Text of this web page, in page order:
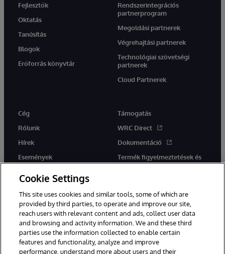
Fejlesztők
Oktatás
Tanúsítás
Blogok
Erőforrás könyvtár
Rendszerintegrációs
partnerprogram
Megoldási partnerek
Végrehajtási partnerek
Technológiai szövetségi
partnerek
Cloud Partnerek
Cég
Rólunk
Hírek
Események
Támogatás
WRC Direct
Dokumentáció
Termék figyelmeztetések és
tanácsok
Ez a weboldal gépi fordítást használ. Bármilyen fordítási konfliktus
esetén az oldal angol nyelvű változata élvez elsőbbséget.
Cookie Settings
This site uses cookies and similar tools, some of which are
provided by third parties, to operate and improve our site,
reach users with relevant content and ads, collect user data
and browsing and activity information. We and these third
parties use the information collected to enable certain
features and functionality, analyze and improve
performance, understand more about users and their